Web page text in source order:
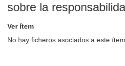
sobre la
Ver ítem
No hay ficheros asociados a este ítem.